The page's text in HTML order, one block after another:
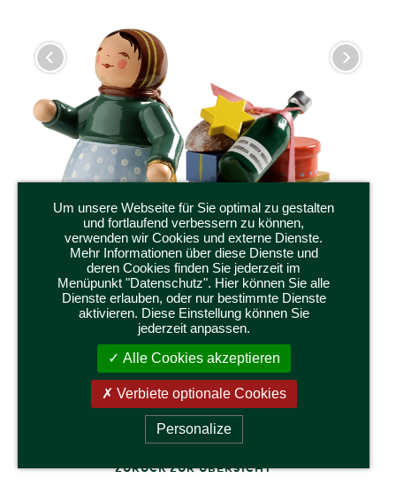
6224/10
MÄDCHEN MIT SCHLITTEN
Höhe 5 cm
ZURÜCK ZUR ÜBERSICHT
Um unsere Webseite für Sie optimal zu gestalten
und fortlaufend verbessern zu können,
verwenden wir Cookies und externe Dienste.
Mehr Informationen über diese Dienste und
deren Cookies finden Sie jederzeit im
Menüpunkt "Datenschutz". Hier können Sie alle
Dienste erlauben, oder nur bestimmte Dienste
aktivieren. Diese Einstellung können Sie
jederzeit anpassen.
Alle Cookies akzeptieren
Verbiete optionale Cookies
Personalize